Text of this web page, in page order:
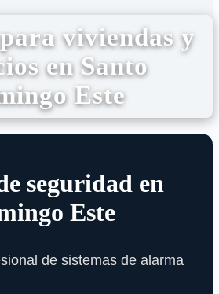
viviendas y
en Santo
Este
seguridad en
Este
de sistemas de alarma